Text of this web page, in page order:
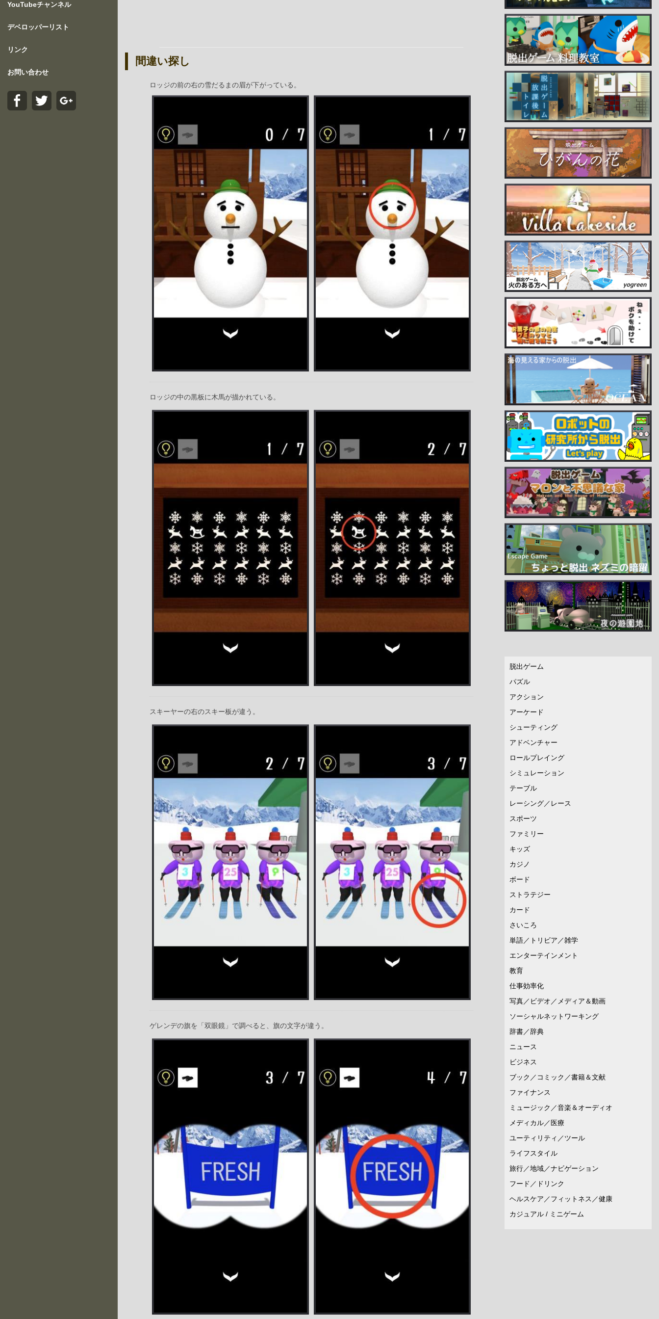
YouTubeチャンネル
デベロッパーリスト
リンク
お問い合わせ
間違い探し
ロッジの前の右の雪だるまの眉が下がっている。
ロッジの中の黒板に木馬が描かれている。
スキーヤーの右のスキー板が違う。
ゲレンデの旗を「双眼鏡」で調べると、旗の文字が違う。
脱出ゲーム
パズル
アクション
アーケード
シューティング
アドベンチャー
ロールプレイング
シミュレーション
テーブル
レーシング／レース
スポーツ
ファミリー
キッズ
カジノ
ボード
ストラテジー
カード
さいころ
単語／トリビア／雑学
エンターテインメント
教育
仕事効率化
写真／ビデオ／メディア＆動画
ソーシャルネットワーキング
辞書／辞典
ニュース
ビジネス
ブック／コミック／書籍＆文献
ファイナンス
ミュージック／音楽＆オーディオ
メディカル／医療
ユーティリティ／ツール
ライフスタイル
旅行／地域／ナビゲーション
フード／ドリンク
ヘルスケア／フィットネス／健康
カジュアル / ミニゲーム